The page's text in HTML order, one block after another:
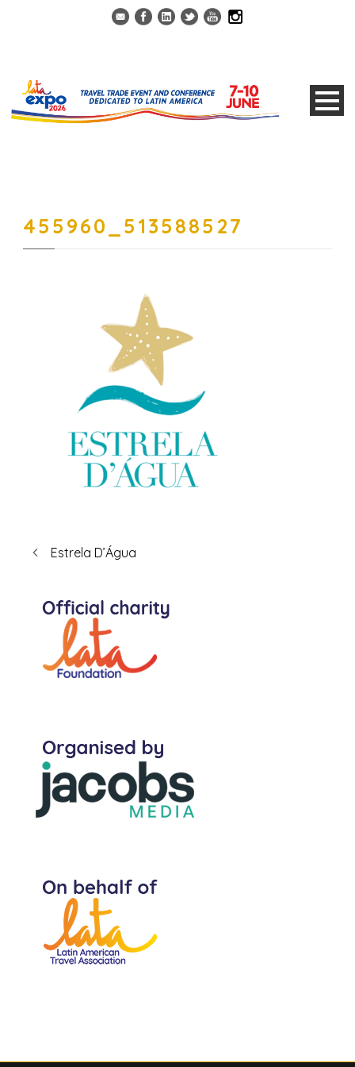
455960_513588527
Estrela D’Água